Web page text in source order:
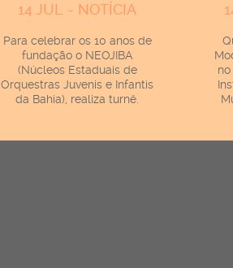
14 JUL - NOTÍCIA
Para celebrar os 10 anos de
fundação o NEOJIBA
(Núcleos Estaduais de
Orquestras Juvenis e Infantis
da Bahia), realiza turnê.